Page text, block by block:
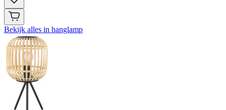
Bekijk alles in hanglamp